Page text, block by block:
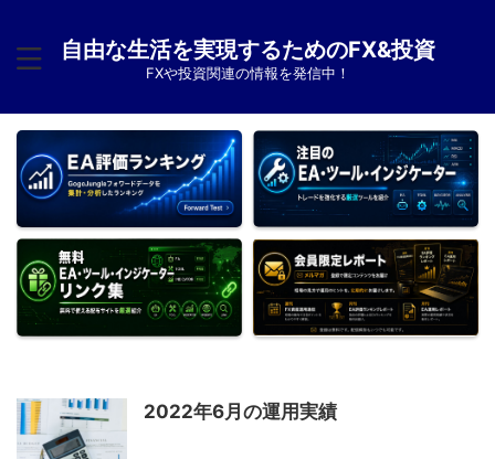
自由な生活を実現するためのFX&投資
FXや投資関連の情報を発信中！
2022年6月の運用実績